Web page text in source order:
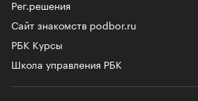
Рег.решения
Сайт знакомств podbor.ru
РБК Курсы
Школа управления РБК